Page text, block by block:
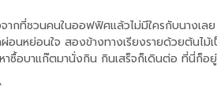
ที่ชวนคนในออฟฟิศแล้วไม่มีใครกับนางเลย
นหย่อนใจ สองข้างทางเรียงรายด้วยต้นไ
หาซื้อบาแก๊ตมานั่งกิน กินเสร็จก็เดินต่อ ที่